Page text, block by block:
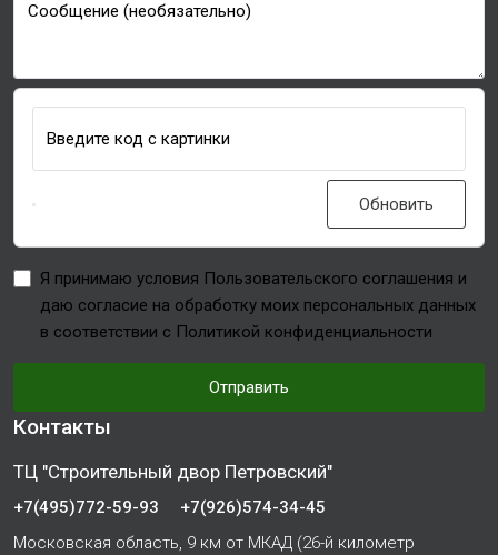
Сообщение (необязательно)
Введите код с картинки
Обновить
Я принимаю условия Пользовательского соглашения и
даю согласие на обработку моих персональных данных
в соответствии с Политикой конфиденциальности
Отправить
Контакты
ТЦ "Строительный двор Петровский"
+7(495)772-59-93
+7(926)574-34-45
Московская область, 9 км от МКАД (26-й километр